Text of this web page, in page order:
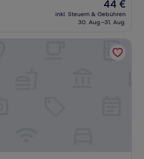
Der
Preis
beträgt
44 €
inkl. Steuern & Gebühren
30. Aug.–31. Aug.